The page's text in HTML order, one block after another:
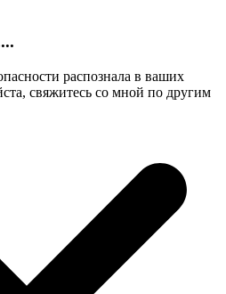
распознала в ваших
свяжитесь со мной по другим